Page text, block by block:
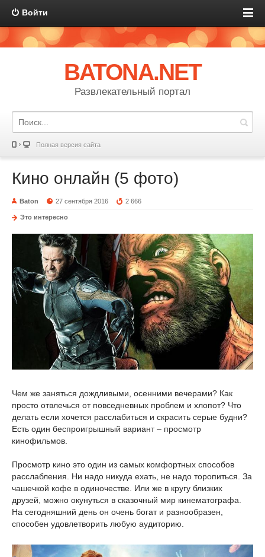
Войти
BATONA.NET
Развлекательный портал
Полная версия сайта
Кино онлайн (5 фото)
Baton 27 сентября 2016 2 666
Это интересно
Чем же заняться дождливыми, осенними вечерами? Как
просто отвлечься от повседневных проблем и хлопот? Что
делать если хочется расслабиться и скрасить серые будни?
Есть один беспроигрышный вариант – просмотр
кинофильмов.
Просмотр кино это один из самых комфортных способов
расслабления. Ни надо никуда ехать, не надо торопиться. За
чашечкой кофе в одиночестве. Или же в кругу близких
друзей, можно окунуться в сказочный мир кинематографа.
На сегодняшний день он очень богат и разнообразен,
способен удовлетворить любую аудиторию.